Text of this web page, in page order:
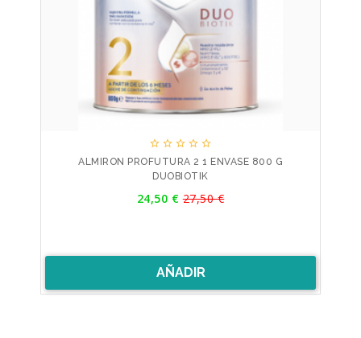
    
ALMIRON PROFUTURA 2 1 ENVASE 800 G
DUOBIOTIK
24,50 €Precio
27,50 €
AÑADIR